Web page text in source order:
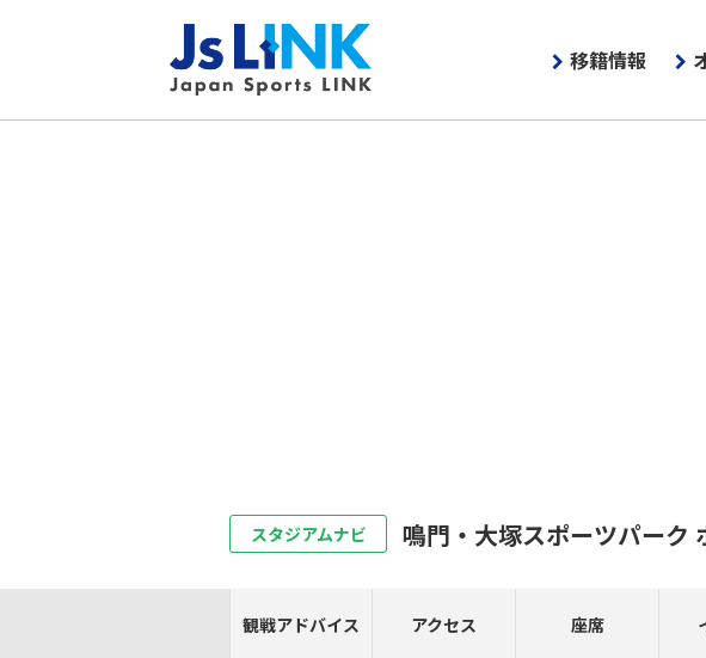
移籍情報
スタジアムナビ 鳴門・大塚スポーツパーク
観戦アドバイス アクセス 座席